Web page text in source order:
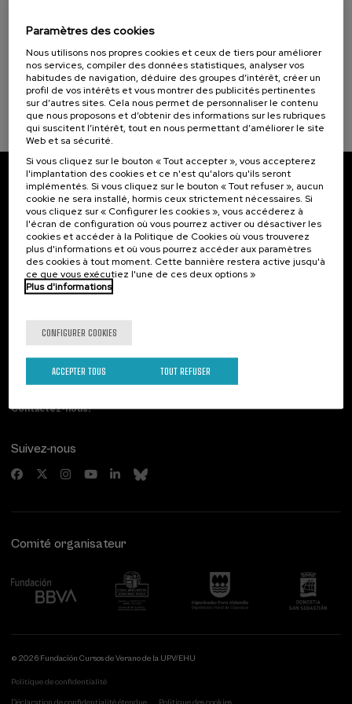
4 - Éducation de qualité (1)
...
Gratuit
Dernières
places
Gratuit
Date
passée
Liste
d'attente
Période
d'inscription
terminée
Abonnez-vous à notre bulletin
Inscrivez-vous pour être le premier à recevoir les
actualités de l'UIK.
S'abonner
Palacio Miramar
20007 Donostia / San Sebastián
Contactez-nous!
Suivez-nous
Comité organisateur
© 2026 Fundación Cursos de Verano de la UPV/EHU
Politique de confidentialité
Déclaration de confidentialité étendue Politique des cookies
Paramètres des cookies
Nous utilisons nos propres cookies et ceux de tiers pour améliorer
nos services, compiler des données statistiques, analyser vos
habitudes de navigation, déduire des groupes d’intérêt, créer un
profil de vos intérêts et vous montrer des publicités pertinentes
sur d’autres sites. Cela nous permet de personnaliser le contenu
que nous proposons et d’obtenir des informations sur les rubriques
qui suscitent l’intérêt, tout en nous permettant d’améliorer le site
Web et sa sécurité.
Si vous cliquez sur le bouton « Tout accepter », vous accepterez
l'implantation des cookies et ce n'est qu'alors qu'ils seront
implémentés. Si vous cliquez sur le bouton « Tout refuser », aucun
cookie ne sera installé, hormis ceux strictement nécessaires. Si
vous cliquez sur « Configurer les cookies », vous accéderez à
l'écran de configuration où vous pourrez activer ou désactiver les
cookies et accéder à la Politique de Cookies où vous trouverez
plus d'informations et où vous pourrez accéder aux paramètres
des cookies à tout moment. Cette bannière restera active jusqu'à
ce que vous exécutiez l'une de ces deux options »
Plus d'informations
CONFIGURER COOKIES
TOUT REFUSER
ACCEPTER TOUS